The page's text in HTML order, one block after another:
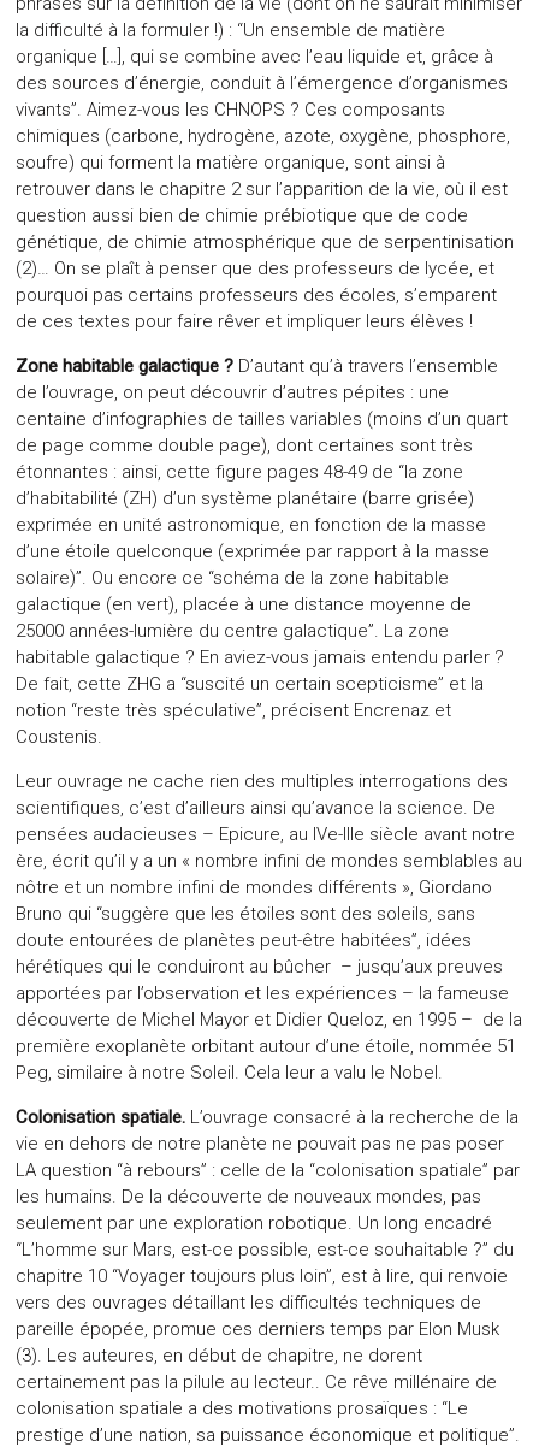
la difficulté à la formuler !) : “Un ensemble de matière
organique […], qui se combine avec l’eau liquide et, grâce à
des sources d’énergie, conduit à l’émergence d’organismes
vivants”. Aimez-vous les CHNOPS ? Ces composants
chimiques (carbone, hydrogène, azote, oxygène, phosphore,
soufre) qui forment la matière organique, sont ainsi à
retrouver dans le chapitre 2 sur l’apparition de la vie, où il est
question aussi bien de chimie prébiotique que de code
génétique, de chimie atmosphérique que de serpentinisation
(2)… On se plaît à penser que des professeurs de lycée, et
pourquoi pas certains professeurs des écoles, s’emparent
de ces textes pour faire rêver et impliquer leurs élèves !
Zone habitable galactique ? D’autant qu’à travers l’ensemble
de l’ouvrage, on peut découvrir d’autres pépites : une
centaine d’infographies de tailles variables (moins d’un quart
de page comme double page), dont certaines sont très
étonnantes : ainsi, cette figure pages 48-49 de “la zone
d’habitabilité (ZH) d’un système planétaire (barre grisée)
exprimée en unité astronomique, en fonction de la masse
d’une étoile quelconque (exprimée par rapport à la masse
solaire)”. Ou encore ce “schéma de la zone habitable
galactique (en vert), placée à une distance moyenne de
25000 années-lumière du centre galactique”. La zone
habitable galactique ? En aviez-vous jamais entendu parler ?
De fait, cette ZHG a “suscité un certain scepticisme” et la
notion “reste très spéculative”, précisent Encrenaz et
Coustenis.
Leur ouvrage ne cache rien des multiples interrogations des
scientifiques, c’est d’ailleurs ainsi qu’avance la science. De
pensées audacieuses – Epicure, au IVe-IIIe siècle avant notre
ère, écrit qu’il y a un « nombre infini de mondes semblables au
nôtre et un nombre infini de mondes différents », Giordano
Bruno qui “suggère que les étoiles sont des soleils, sans
doute entourées de planètes peut-être habitées”, idées
hérétiques qui le conduiront au bûcher – jusqu’aux preuves
apportées par l’observation et les expériences – la fameuse
découverte de Michel Mayor et Didier Queloz, en 1995 – de la
première exoplanète orbitant autour d’une étoile, nommée 51
Peg, similaire à notre Soleil. Cela leur a valu le Nobel.
Colonisation spatiale. L’ouvrage consacré à la recherche de la
vie en dehors de notre planète ne pouvait pas ne pas poser
LA question “à rebours” : celle de la “colonisation spatiale” par
les humains. De la découverte de nouveaux mondes, pas
seulement par une exploration robotique. Un long encadré
“L’homme sur Mars, est-ce possible, est-ce souhaitable ?” du
chapitre 10 “Voyager toujours plus loin”, est à lire, qui renvoie
vers des ouvrages détaillant les difficultés techniques de
pareille épopée, promue ces derniers temps par Elon Musk
(3). Les auteures, en début de chapitre, ne dorent
certainement pas la pilule au lecteur.. Ce rêve millénaire de
colonisation spatiale a des motivations prosaïques : “Le
prestige d’une nation, sa puissance économique et politique”.